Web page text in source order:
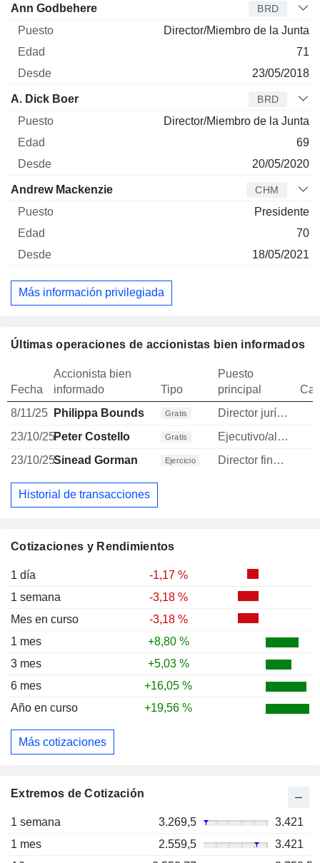
Cotizaciones y Rendimientos
1 día
-1,17 %
1 semana
-3,18 %
Mes en curso
-3,18 %
1 mes
+8,80 %
3 mes
+5,03 %
6 mes
+16,05 %
Año en curso
+19,56 %
Más cotizaciones
Extremos de Cotización
1 semana 3.269,5
3.421
1 mes
2.559,5
3.421
Administrador Puesto
Ann Godbehere BRD
Director/Miembro de la Junta
71
23/05/2018
A. Dick Boer BRD
Director/Miembro de la Junta
69
20/05/2020
Andrew Mackenzie CHM
Presidente
70
18/05/2021
Más información privilegiada
Últimas operaciones de accionistas bien informados
Fecha
Accionista bien
informado
Tipo
Puesto
principal
8/11/25
Philippa Bounds Gratis Director jurídico
23/10/25Peter Costello Gratis Ejecutivo/alto directivo
23/10/25Sinead Gorman Ejercicio Director financiero
Historial de transacciones